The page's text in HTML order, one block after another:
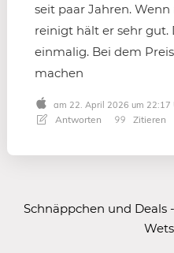
seit paar Jahren.
reinigt hält er sehr gut.
einmalig. Bei dem
machen
am 22. April 2026 um 22:17
Antworten Zitieren
Schnäppchen und Deals